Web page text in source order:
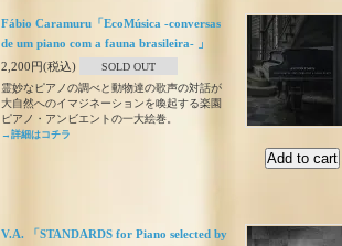
Fábio Caramuru「EcoMúsica -conversas
de um piano com a fauna brasileira- 」
2,200円(税込)
SOLD OUT
霊妙なピアノの調べと動物達の歌声の対話が
大自然へのイマジネーションを喚起する楽園
ピアノ・アンビエントの一大絵巻。
→詳細はコチラ
V.A. 「STANDARDS for Piano selected by